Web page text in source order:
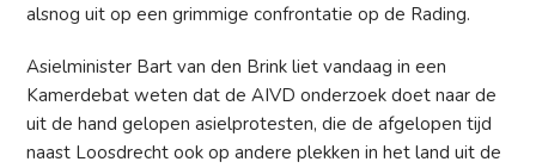
alsnog uit op een grimmige confrontatie op de Rading.
Asielminister Bart van den Brink liet vandaag in een
Kamerdebat weten dat de AIVD onderzoek doet naar de
uit de hand gelopen asielprotesten, die de afgelopen tijd
naast Loosdrecht ook op andere plekken in het land uit de